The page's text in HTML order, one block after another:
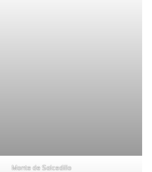
Monte de Salcedillo